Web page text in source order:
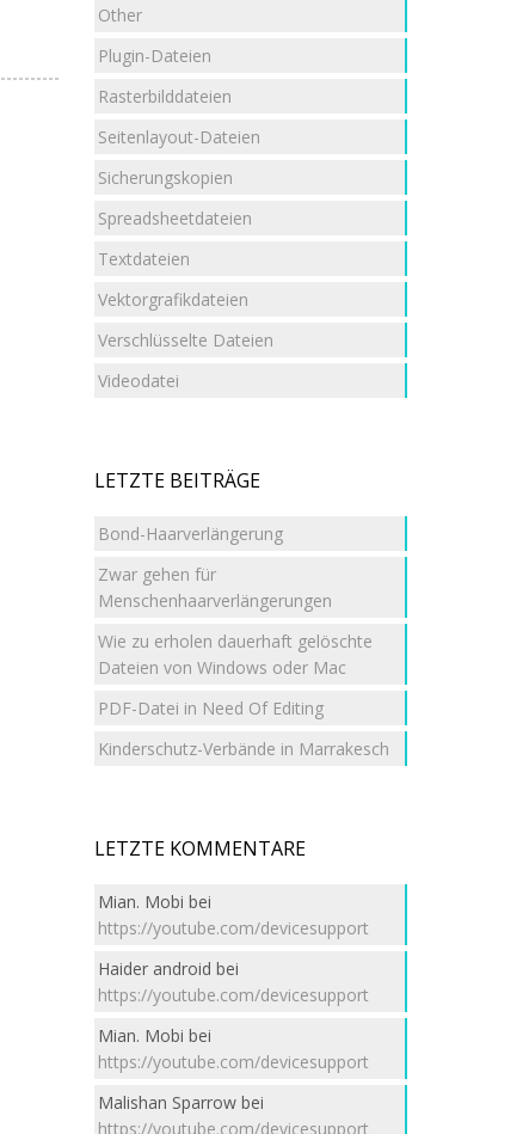
Other
Plugin-Dateien
Rasterbilddateien
Seitenlayout-Dateien
Sicherungskopien
Spreadsheetdateien
Textdateien
Vektorgrafikdateien
Verschlüsselte Dateien
Videodatei
LETZTE BEITRÄGE
Bond-Haarverlängerung
Zwar gehen für
Menschenhaarverlängerungen
Wie zu erholen dauerhaft gelöschte
Dateien von Windows oder Mac
PDF-Datei in Need Of Editing
Kinderschutz-Verbände in Marrakesch
LETZTE KOMMENTARE
Mian. Mobi bei
https://youtube.com/devicesupport
Haider android bei
https://youtube.com/devicesupport
Mian. Mobi bei
https://youtube.com/devicesupport
Malishan Sparrow bei
https://youtube.com/devicesupport